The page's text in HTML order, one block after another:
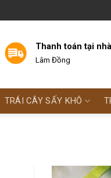
Thanh toán tại nhà
Lâm Đồng
TRÁI CÂY SẤY KHÔ